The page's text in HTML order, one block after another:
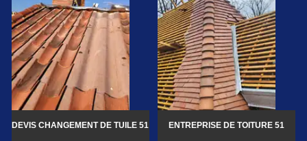
DEVIS CHANGEMENT DE TUILE 51 ENTREPRISE DE TOITURE 51